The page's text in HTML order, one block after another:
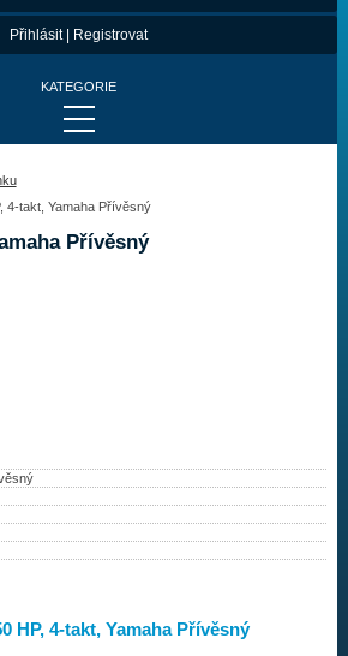
Přihlásit| Registrovat
KATEGORIE
4-takt, Yamaha Přívěsný
Přívěsný
HP, 4-takt, Yamaha Přívěsný